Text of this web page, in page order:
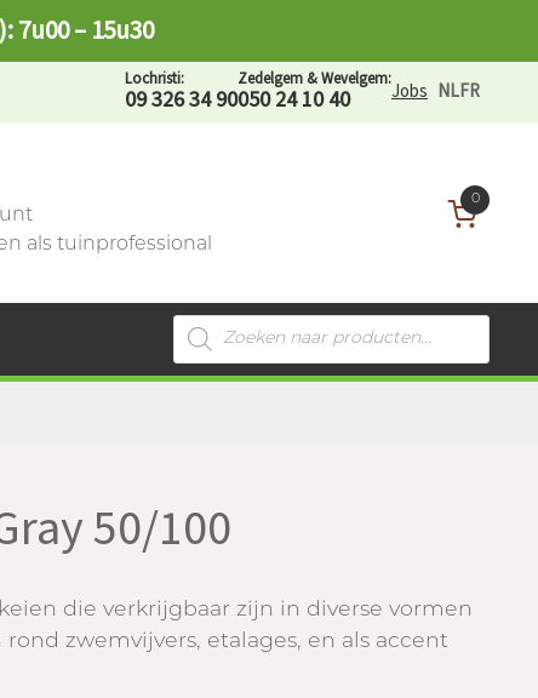
7u00 – 15u30
Lochristi:
09 326 34 90
Zedelgem & Wevelgem:
050 24 10 40 Jobs NLFR
als tuinprofessional
0
Producten
zoeken
50/100
die verkrijgbaar zijn in diverse vormen
zwemvijvers, etalages, en als accent